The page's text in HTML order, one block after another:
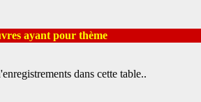
ayant pour thème
dans cette table..